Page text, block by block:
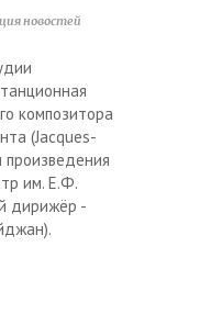
новостей
композитора
(Jacques-
им. Е.Ф.
дирижёр -